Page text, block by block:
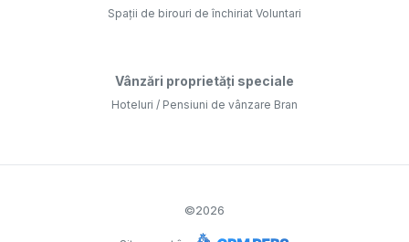
Spații de birouri de închiriat Voluntari
Vânzări proprietăți speciale
Hoteluri / Pensiuni de vânzare Bran
©2026